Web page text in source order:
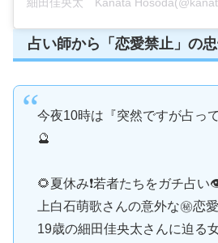
占い師から「恋愛禁止」の
今夜10時は『突然ですが占っ
🔮
🌻夏休み❗️若者たちをガチ占い
上白石萌歌さんの意外な㊙️恋
19歳の細田佳央太さんに迫る